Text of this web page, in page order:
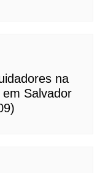
na
Salvador